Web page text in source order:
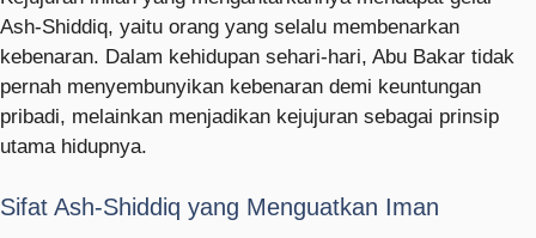
Ash-Shiddiq, yaitu orang yang selalu membenarkan
kebenaran. Dalam kehidupan sehari-hari, Abu Bakar tidak
pernah menyembunyikan kebenaran demi keuntungan
pribadi, melainkan menjadikan kejujuran sebagai prinsip
utama hidupnya.
Sifat Ash-Shiddiq yang Menguatkan Iman